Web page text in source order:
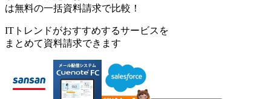
は無料の一括資料請求で比較！
ITトレンドがおすすめするサービスを
まとめて資料請求できます